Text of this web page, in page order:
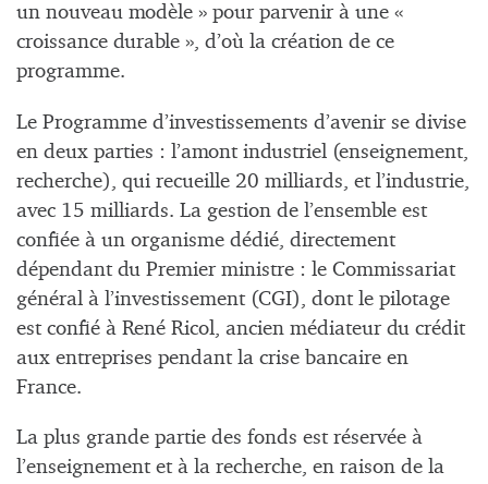
un nouveau modèle » pour parvenir à une «
croissance durable », d’où la création de ce
programme.
Le Programme d’investissements d’avenir se divise
en deux parties : l’amont industriel (enseignement,
recherche), qui recueille 20 milliards, et l’industrie,
avec 15 milliards. La gestion de l’ensemble est
confiée à un organisme dédié, directement
dépendant du Premier ministre : le Commissariat
général à l’investissement (CGI), dont le pilotage
est confié à René Ricol, ancien médiateur du crédit
aux entreprises pendant la crise bancaire en
France.
La plus grande partie des fonds est réservée à
l’enseignement et à la recherche, en raison de la